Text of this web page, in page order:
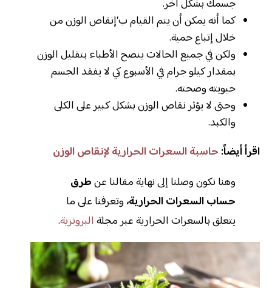
جسمك بشكل آخر.
كما أنه يمكن أن يتم القيام ب‘إنقاص الوزن من
خلال إتباع حمية.
ولكن في جميع الحالات ينصح الأطباء بتقليل الوزن
بمقدار كيلو جرام في الأسبوع كي لا يفقد الجسم
حيويته وصحته.
وحتى لا يؤثر نقاص الوزن بشكل كبير على الكلى
والكبد.
اقرأ أيضاً: حاسبة السعرات الحرارية لإنقاص الوزن
وهنا نكون وصلنا إلى نهاية مقالنا عنطرق
حساب السعرات الحرارية، وتعرفنا على ما
يتعلق بالسعرات الحرارية عبر مجلة البرونزية.